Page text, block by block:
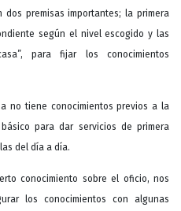
premisas importantes; la primera
según el nivel escogido y las
para fijar los conocimientos
no tiene conocimientos previos a la
para dar servicios de primera
del día a día.
conocimiento sobre el oficio, nos
los conocimientos con algunas